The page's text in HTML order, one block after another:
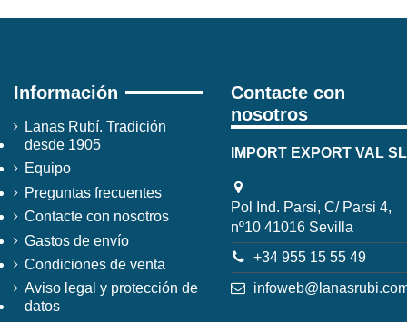
Información
Lanas Rubí. Tradición
desde 1905
Equipo
Preguntas frecuentes
Contacte con nosotros
Gastos de envío
Condiciones de venta
Aviso legal y protección de
datos
Contacte con
nosotros
IMPORT EXPORT VAL SL
Pol Ind. Parsi, C/ Parsi 4,
nº10 41016 Sevilla
+34 955 15 55 49